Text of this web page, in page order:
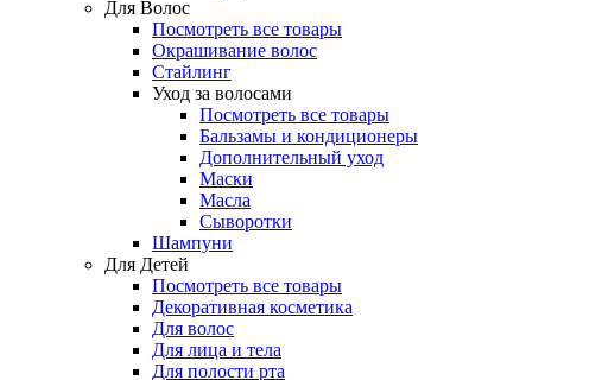
Для Волос
Посмотреть все товары
Окрашивание волос
Стайлинг
Уход за волосами
Посмотреть все товары
Бальзамы и кондиционеры
Дополнительный уход
Маски
Масла
Сыворотки
Шампуни
Для Детей
Посмотреть все товары
Декоративная косметика
Для волос
Для лица и тела
Для полости рта